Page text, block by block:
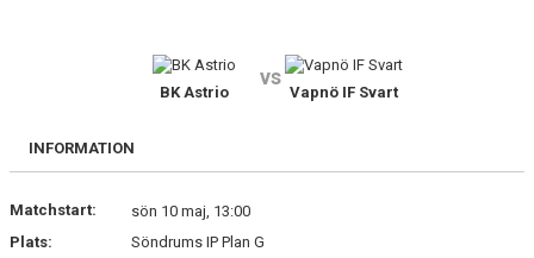
BLI MEDLEM
SÖNDRUMS IP
BK Astrio
vs
Vapnö IF Svart
INFORMATION
Matchstart:
sön 10 maj, 13:00
Plats:
Söndrums IP Plan G